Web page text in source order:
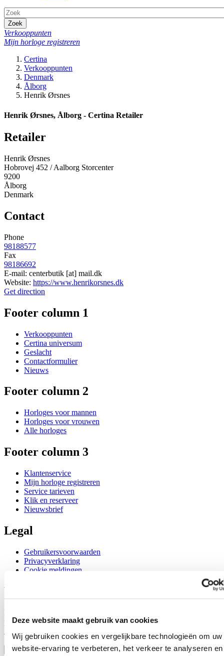
Deze website maakt gebruik van cookies
Wij gebruiken cookies en vergelijkbare technologieën om uw
website-ervaring te verbeteren, het verkeer te analyseren en
Zoek
Verkooppunten
Mijn horloge registreren
Certina
Verkooppunten
Denmark
Ålborg
Henrik Ørsnes
Henrik Ørsnes, Ålborg - Certina Retailer
Retailer
Henrik Ørsnes
Hobrovej 452 / Aalborg Storcenter
9200
Ålborg
Denmark
Contact
Phone
98188577
Fax
98186692
E-mail: centerbutik [at] mail.dk
Website: https://www.henrikorsnes.dk
Get direction
Footer column 1
Verkooppunten
Certina universum
Geslacht
Contactformulier
Nieuws
Footer column 2
Horloges voor mannen
Horloges voor vrouwen
Alle horloges
Footer column 3
Klantenservice
Mijn horloge registreren
Service tarieven
Klik en reserveer
Nieuwsbrief
Legal
Gebruikersvoorwaarden
Privacyverklaring
Cookie meldingen
Word lid van de CERTINA club
Meld je aan en ontvang exclusieve aanbiedingen en
productrecensies
Selecteer een land/regio
Taalkeuze